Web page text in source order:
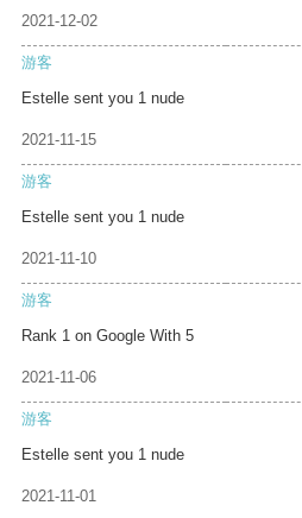
2021-12-02
游客
Estelle sent you 1 nude
2021-11-15
游客
Estelle sent you 1 nude
2021-11-10
游客
Rank 1 on Google With 5
2021-11-06
游客
Estelle sent you 1 nude
2021-11-01